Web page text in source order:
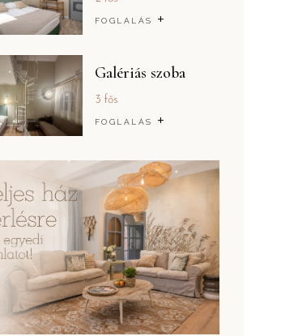
FOGLALÁS +
Galériás szoba
3 fős
FOGLALÁS +